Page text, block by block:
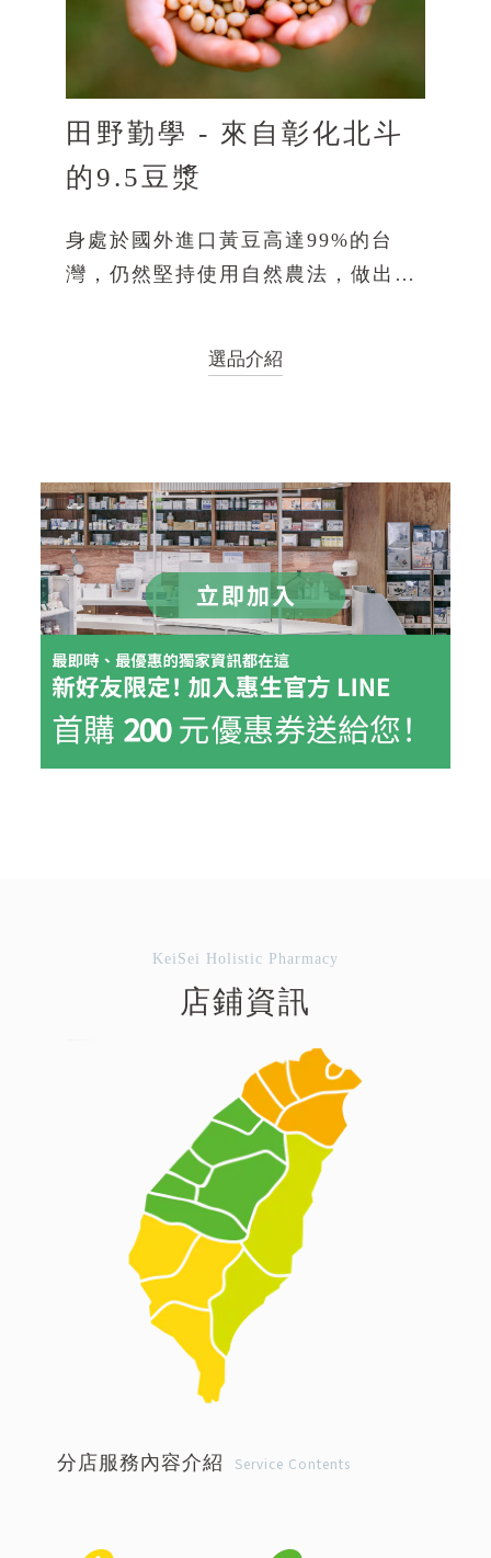
田野勤學 - 來自彰化北斗
的9.5豆漿
身處於國外進口黃豆高達99%的台
灣，仍然堅持使用自然農法，做出比
選品介紹
KeiSei Holistic Pharmacy
店鋪資訊
分店服務內容介紹 Service Contents